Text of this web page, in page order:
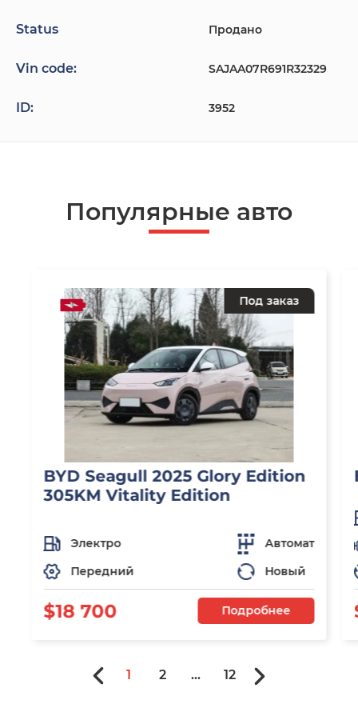
Status Продано
Vin code: SAJAA07R691R32329
ID: 3952
Популярные авто
Под заказ
BYD Seagull 2025 Glory Edition
305KM Vitality Edition
Электро
Автомат
Передний
Новый
$18 700 Подробнее
1 2 ... 12